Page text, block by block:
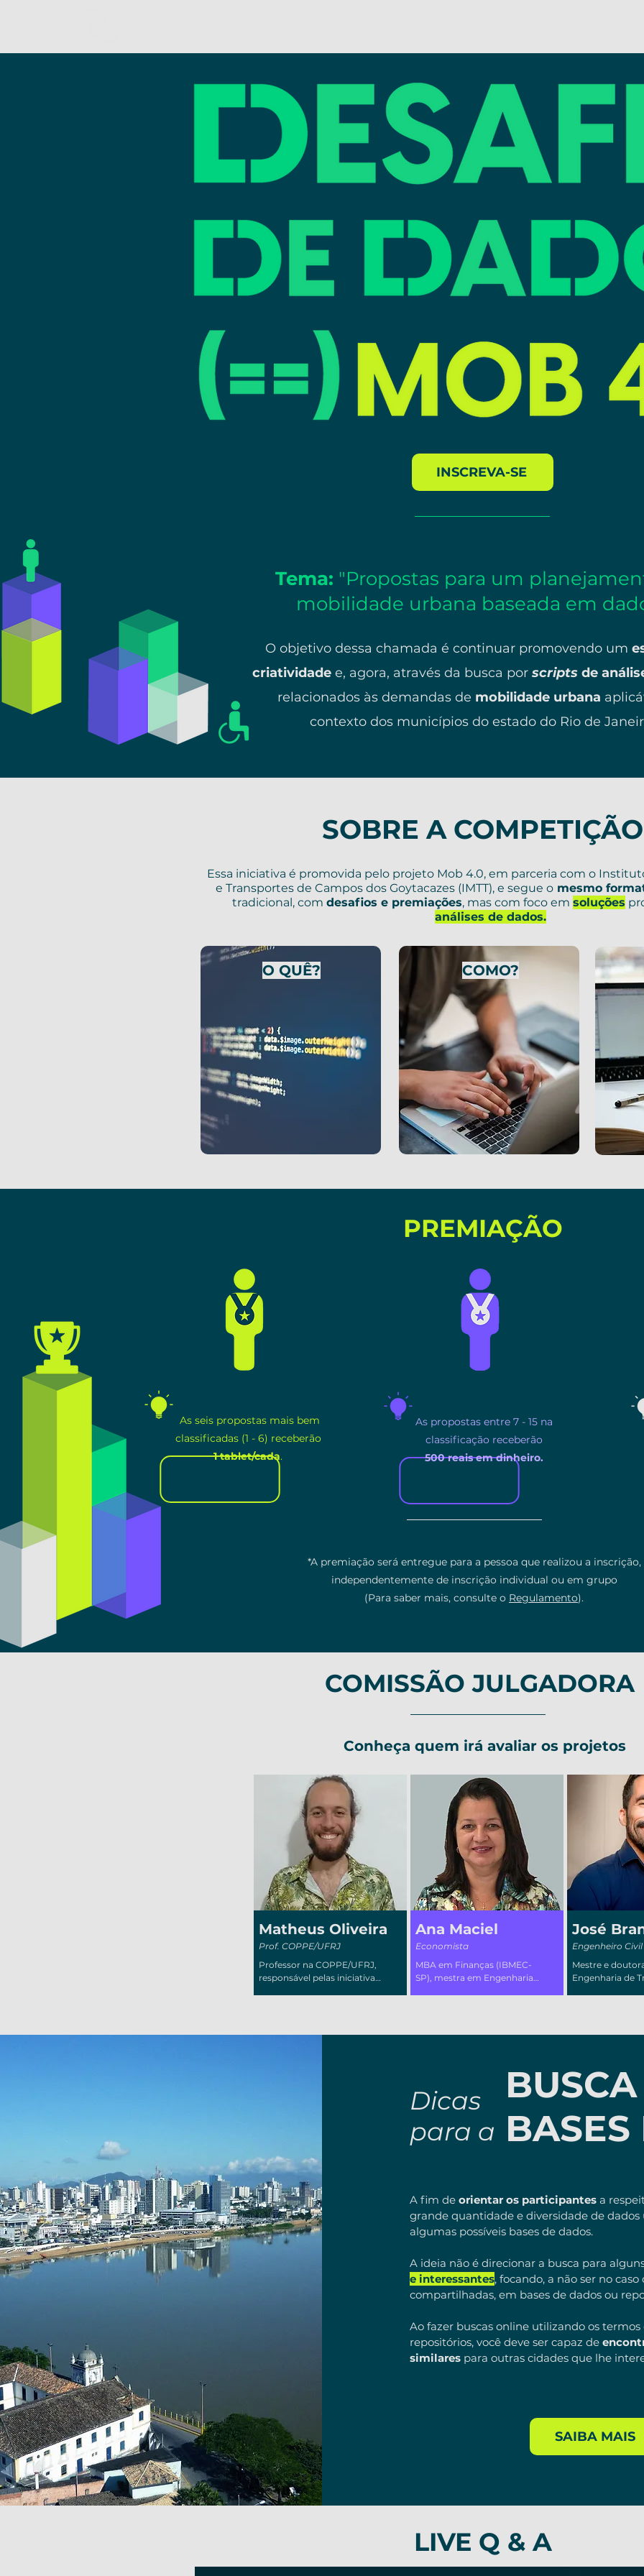
INSCREVA-SE
O objetivo dessa chamada é continuar promovendo um
criatividadee, agora, através da busca por scripts de
relacionados às demandas de mobilidade urbana
contexto dos municípios do estado do Rio de
Tema: "Propostas para um
mobilidade urbana baseada em
SOBRE A COMPETIÇÃO
Essa iniciativa é promovida pelo projeto Mob 4.0, em parceria com o
e Transportes de Campos dos Goytacazes (IMTT), e segue omesmo
tradicional, com desafios e premiações, mas com foco em soluções
análises de dados.
O QUÊ? COMO?
PREMIAÇÃO
As seis propostas mais bem
classificadas (1 - 6) receberão
1 tablet/cada.
As propostas entre 7 - 15 na
classificação receberão
500 reais em dinheiro.
*A premiação será entregue para a pessoa que realizou a inscrição,
independentemente de inscrição individual ou em grupo
(Para saber mais, consulte o Regulamento).
COMISSÃO JULGADORA
Conheça quem irá avaliar os projetos
Matheus Oliveira
Prof. COPPE/UFRJ
Professor na COPPE/UFRJ,
responsável pelas iniciativas
Ana Maciel
Economista
MBA em Finanças (IBMEC-
SP), mestra em Engenharia
Campos dos Goytacazes.
José
Engenheiro Civil
Mestre e
Engenharia de
construído.
para análise
acadêmico e,
recentemente,
sistemas de
Dicas
para a
A fim de orientar os participantesa
grande quantidade e diversidade de dados
algumas possíveis bases de dados.
A ideia não é direcionar a busca para
e interessantes, focando, a não ser no
compartilhadas, em bases de dados ou
Ao fazer buscas online utilizando os
repositórios, você deve ser capaz de
similarespara outras cidades que lhe
SAIBA MAIS
LIVE Q & A